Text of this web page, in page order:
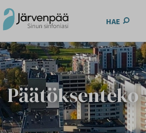
HAE
Päätöksenteko